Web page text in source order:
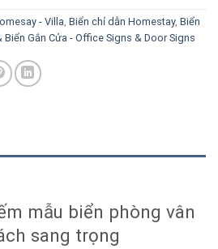
- Villa Biển chỉ dẫn Homestay, Biển
Biển Gắn Cửa - Office Signs & Door Signs
mẫu biển phòng vân
sang trọng